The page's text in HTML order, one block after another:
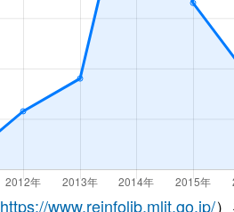
https://www.reinfolib.mlit.go.jp/